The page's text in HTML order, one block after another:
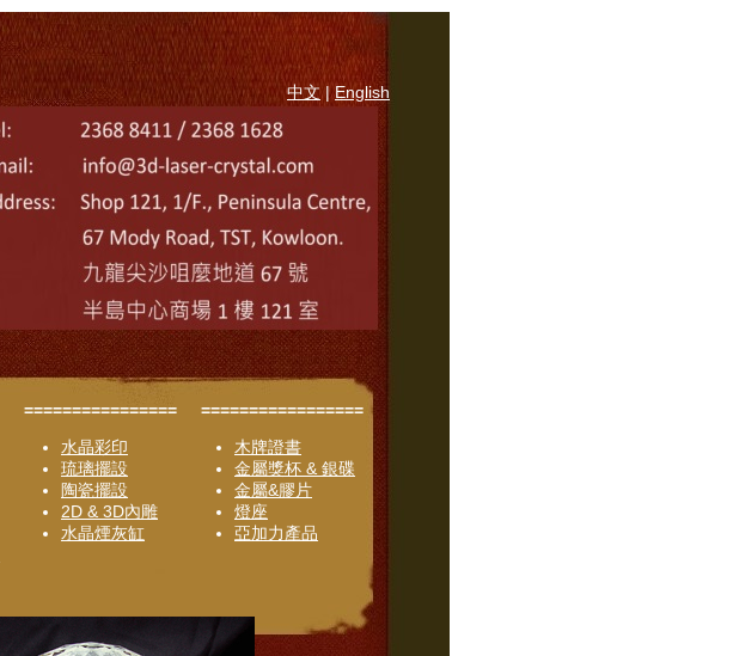
中文|English
================
=================
水晶彩印
琉璃擺設
陶瓷擺設
2D & 3D內雕
水晶煙灰缸
木牌證書
金屬獎杯 & 銀碟
金屬&膠片
燈座
亞加力產品